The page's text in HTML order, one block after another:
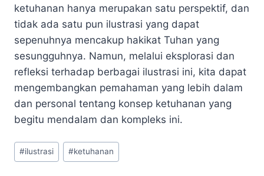
ketuhanan hanya merupakan satu perspektif, dan
tidak ada satu pun ilustrasi yang dapat
sepenuhnya mencakup hakikat Tuhan yang
sesungguhnya. Namun, melalui eksplorasi dan
refleksi terhadap berbagai ilustrasi ini, kita dapat
mengembangkan pemahaman yang lebih dalam
dan personal tentang konsep ketuhanan yang
begitu mendalam dan kompleks ini.
Post
Tags:
#ilustrasi #ketuhanan